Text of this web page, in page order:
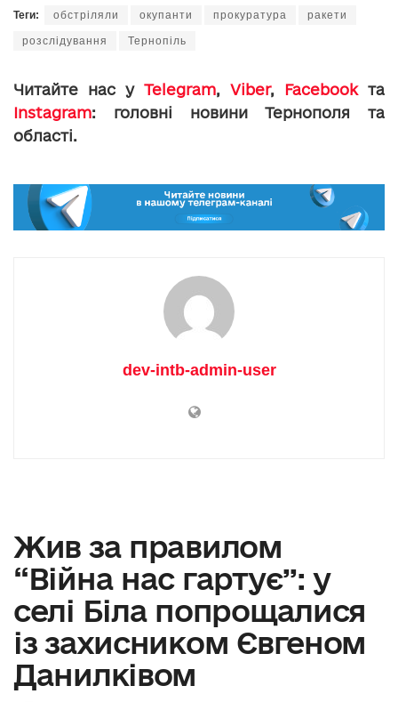
Теги: обстріляли окупанти прокуратура ракети
розслідування Тернопіль
Читайте нас у Telegram, Viber, Facebookта
Instagram: головні новини Тернополя та
області.
dev-intb-admin-user
Жив за правилом
“Війна нас гартує”: у
селі Біла попрощалися
із захисником Євгеном
Данилківом